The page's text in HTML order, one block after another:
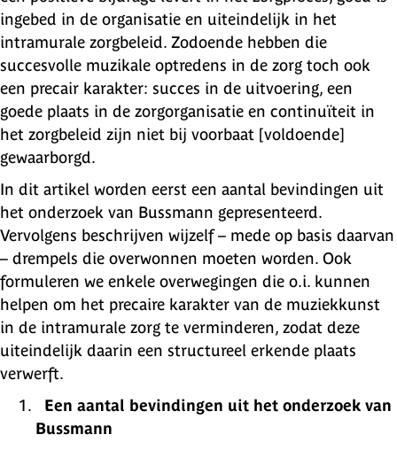
ingebed in de organisatie en uiteindelijk in het
intramurale zorgbeleid. Zodoende hebben die
succesvolle muzikale optredens in de zorg toch ook
een precair karakter: succes in de uitvoering, een
goede plaats in de zorgorganisatie en continuïteit in
het zorgbeleid zijn niet bij voorbaat [voldoende]
gewaarborgd.
In dit artikel worden eerst een aantal bevindingen uit
het onderzoek van Bussmann gepresenteerd.
Vervolgens beschrijven wijzelf – mede op basis daarvan
– drempels die overwonnen moeten worden. Ook
formuleren we enkele overwegingen die o.i. kunnen
helpen om het precaire karakter van de muziekkunst
in de intramurale zorg te verminderen, zodat deze
uiteindelijk daarin een structureel erkende plaats
verwerft.
Een aantal bevindingen uit het onderzoek van
Bussmann